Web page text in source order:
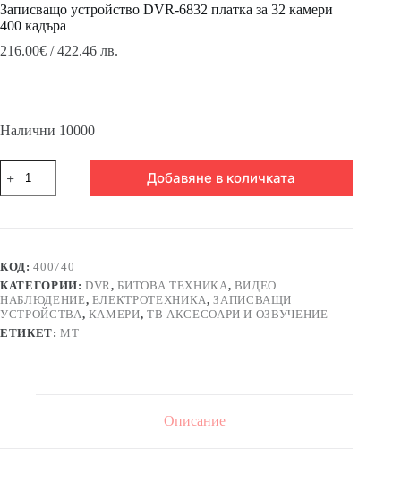
Записващо устройство DVR-6832 платка за 32 камери
400 кадъра
216.00€ / 422.46 лв.
Налични 10000
количество
за
Записващо
за
32
камери
400
кадъра
Добавяне в количката
КОД:400740
КАТЕГОРИИ:DVR,БИТОВА ТЕХНИКА, ВИДЕО
НАБЛЮДЕНИЕ, ЕЛЕКТРОТЕХНИКА,ЗАПИСВАЩИ
УСТРОЙСТВА, КАМЕРИ,ТВ АКСЕСОАРИ И ОЗВУЧЕНИЕ
ЕТИКЕТ:MT
Описание